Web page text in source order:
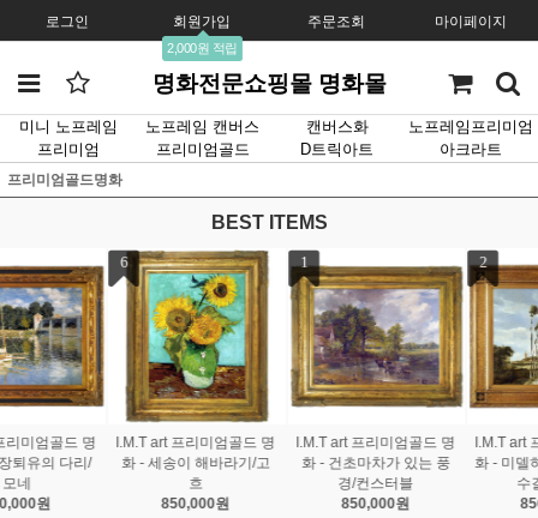
로그인 회원가입
2,000원 적립
주문조회 마이페이지
명화전문쇼핑몰 명화몰
미니 노프레임 노프레임 캔버스 캔버스화
노프레임프리미엄
프리미엄
프리미엄골드 D트릭아트 아크라트
프리미엄골드명화
BEST ITEMS
1
I.M.T art 프리미엄골드 명
화 - 건초마차가 있는 풍
2
I.M.T art 프리미엄골드 명
화 - 미델하르니스의 가로
I.M.T art 프리미엄골드 명
화 - 밤의 카페테라스/고